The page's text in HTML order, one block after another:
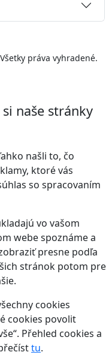
práva vyhradené.
naše stránky
našli to, čo
ktoré vás
so spracovaním
vo vašom
webe spoznáme a
presne podľa
stránok potom pre
cookies
cookies povolit
Přehled cookies a
tu.